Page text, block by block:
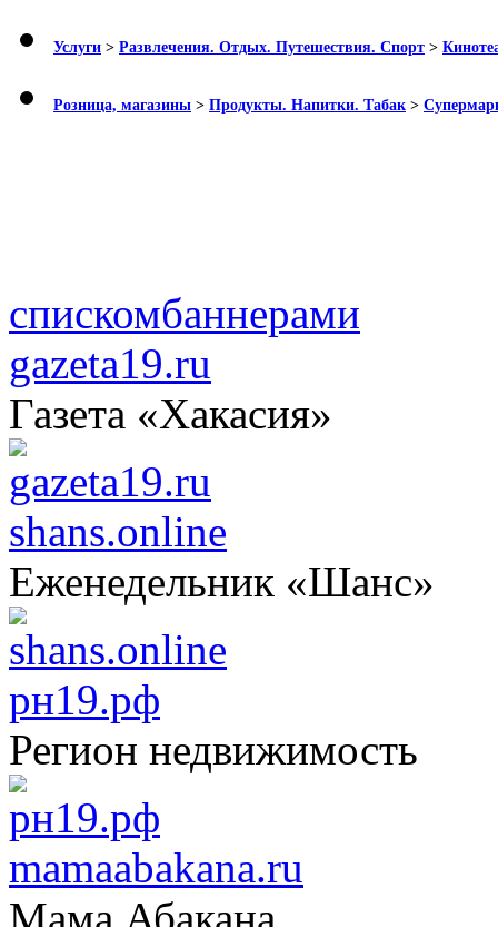
Услуги > Развлечения. Отдых. Путешествия. Спорт >
Розница, магазины > Продукты. Напитки. Табак >
спискомбаннерами
gazeta19.ru
Газета «Хакасия»
shans.online
Еженедельник «Шанс»
рн19.рф
Регион недвижимость
mamaabakana.ru
Мама Абакана